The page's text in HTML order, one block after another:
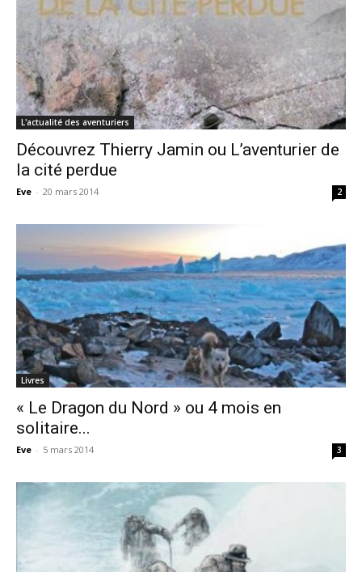
L'actualité des aventuriers
Découvrez Thierry Jamin ou L’aventurier de
la cité perdue
Eve - 20 mars 2014 2
Livres
« Le Dragon du Nord » ou 4 mois en
solitaire...
Eve - 5 mars 2014 3